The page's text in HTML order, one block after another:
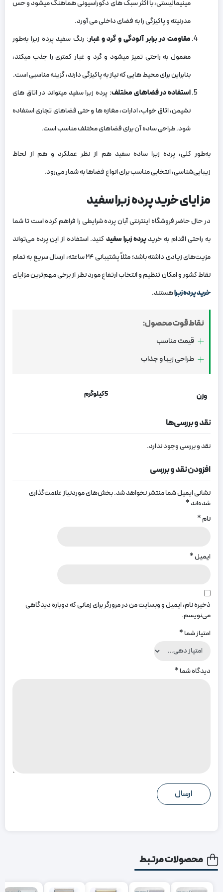
مینیمالیستی، با اکثر سبک های دکوراسیونی هماهنگ میشود و حس
مدرنیته و پاکیزگی را به فضای داخلی می آورد.
مقاومت در برابر آلودگی و گرد و غبار: رنگ سفید پرده زبرا به‌طور
معمول به راحتی تمیز میشود و گرد و غبار کمتری را جذب میکند،
بنابراین برای محیط هایی که نیاز به پاکیزگی دارند، گزینه مناسبی است.
استفاده در فضاهای مختلف: پرده زبرا سفید میتواند در اتاق های
نشیمن، اتاق خواب، ادارات، مغازه ها و حتی فضاهای تجاری استفاده
شود. طراحی ساده آن برای فضاهای مختلف مناسب است.
به‌طور کلی، پرده زبرا ساده سفید هم از نظر عملکرد و هم از لحاظ
زیبایی‌شناسی، انتخابی مناسب برای انواع فضاها به شمار می‌رود.
مزایای خرید پرده زبرا سفید
در حال حاضر فروشگاه اینترنتی آبان پرده شرایطی را فراهم کرده است تا شما
به راحتی اقدام به خریدپرده زبرا سفیدکنید. استفاده از این پرده می‌تواند
مزیت‌های زیادی داشته باشد؛ مثلاً پشتیبانی ۲۴ ساعته، ارسال سریع به تمام
نقاط کشور و امکان تنظیم و انتخاب ارتفاع مورد نظر از برخی مهم‌ترین مزایای
خرید پرده زبراهستند.
نقاط قوت محصول:
قیمت مناسب
طراحی زیبا و جذاب
وزن 5 کیلوگرم
نقد و بررسی‌ها
نقد و بررسی وجود ندارد.
افزودن نقد و بررسی
نشانی ایمیل شما منتشر نخواهد شد.بخش‌های موردنیاز علامت‌گذاری
شده‌اند*
نام*
ایمیل*
ذخیره نام، ایمیل و وبسایت من در مرورگر برای زمانی که دوباره دیدگاهی
می‌نویسم.
امتیاز شما*
دیدگاه شما*
محصولات مرتبط